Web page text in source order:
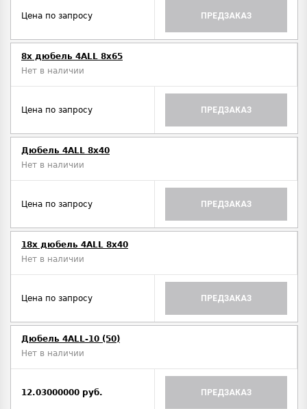
Цена по запросу ПРЕДЗАКАЗ
8x дюбель 4ALL 8x65
Нет в наличии
Цена по запросу ПРЕДЗАКАЗ
Дюбель 4ALL 8x40
Нет в наличии
Цена по запросу ПРЕДЗАКАЗ
18x дюбель 4ALL 8x40
Нет в наличии
Цена по запросу ПРЕДЗАКАЗ
Дюбель 4ALL-10 (50)
Нет в наличии
12.03000000 руб. ПРЕДЗАКАЗ